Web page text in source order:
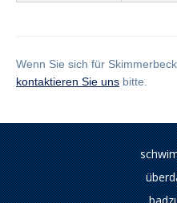
Wenn Sie sich für
kontaktieren Sie uns bitte.